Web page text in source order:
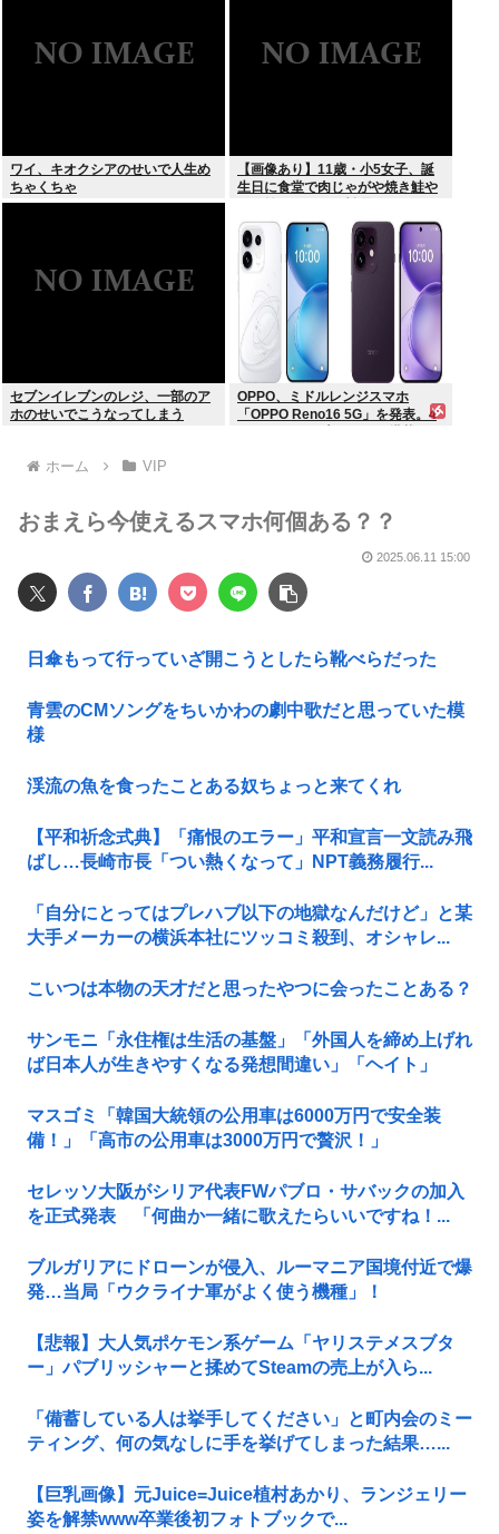
ワイ、キオクシアのせいで人生め
ちゃくちゃ
【画像あり】11歳・小5女子、誕
生日に食堂で肉じゃがや焼き鮭や
みたいに食べる
セブンイレブンのレジ、一部のア
ホのせいでこうなってしまう
OPPO、ミドルレンジスマホ
「OPPO Reno16 5G」を発表。4
ホーム VIP
おまえら今使えるスマホ何個ある？？
2025.06.11 15:00
日傘もって行っていざ開こうとしたら靴べらだった
青雲のCMソングをちいかわの劇中歌だと思っていた模
様
渓流の魚を食ったことある奴ちょっと来てくれ
【平和祈念式典】「痛恨のエラー」平和宣言一文読み飛
ばし…長崎市長「つい熱くなって」NPT義務履行...
「自分にとってはプレハブ以下の地獄なんだけど」と某
大手メーカーの横浜本社にツッコミ殺到、オシャレ...
こいつは本物の天才だと思ったやつに会ったことある？
サンモニ「永住権は生活の基盤」「外国人を締め上げれ
ば日本人が生きやすくなる発想間違い」「ヘイト」
マスゴミ「韓国大統領の公用車は6000万円で安全装
備！」「高市の公用車は3000万円で贅沢！」
セレッソ大阪がシリア代表FWパブロ・サバックの加入
を正式発表 「何曲か一緒に歌えたらいいですね！...
ブルガリアにドローンが侵入、ルーマニア国境付近で爆
発…当局「ウクライナ軍がよく使う機種」！
【悲報】大人気ポケモン系ゲーム「ヤリステメスブタ
ー」パブリッシャーと揉めてSteamの売上が入ら...
「備蓄している人は挙手してください」と町内会のミー
ティング、何の気なしに手を挙げてしまった結果…...
【巨乳画像】元Juice=Juice植村あかり、ランジェリー
姿を解禁www卒業後初フォトブックで...